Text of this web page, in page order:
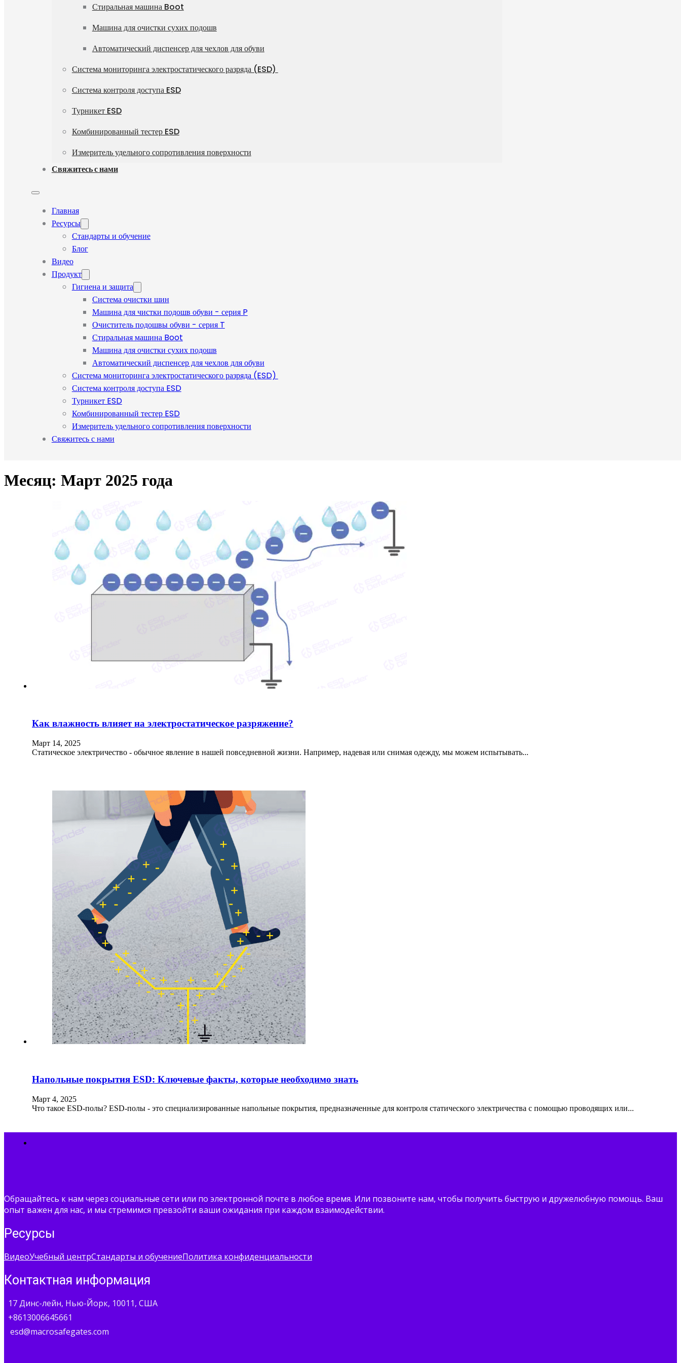
Стиральная машина Boot
Машина для очистки сухих подошв
Автоматический диспенсер для чехлов для обуви
Система мониторинга электростатического разряда (ESD)
Система контроля доступа ESD
Турникет ESD
Комбинированный тестер ESD
Измеритель удельного сопротивления поверхности
Свяжитесь с нами
Главная
Ресурсы
Стандарты и обучение
Блог
Видео
Продукт
Гигиена и защита
Система очистки шин
Машина для чистки подошв обуви - серия P
Очиститель подошвы обуви - серия T
Стиральная машина Boot
Машина для очистки сухих подошв
Автоматический диспенсер для чехлов для обуви
Система мониторинга электростатического разряда (ESD)
Система контроля доступа ESD
Турникет ESD
Комбинированный тестер ESD
Измеритель удельного сопротивления поверхности
Свяжитесь с нами
Месяц: Март 2025 года
Как влажность влияет на электростатическое разряжение?
Март 14, 2025
Статическое электричество - обычное явление в нашей повседневной жизни. Например, надевая или снимая одежду, мы можем испытывать...
Напольные покрытия ESD: Ключевые факты, которые необходимо знать
Март 4, 2025
Что такое ESD-полы? ESD-полы - это специализированные напольные покрытия, предназначенные для контроля статического электричества с помощью проводящих или...
Обращайтесь к нам через социальные сети или по электронной почте в любое время. Или позвоните нам, чтобы получить быструю и дружелюбную помощь. Ваш
опыт важен для нас, и мы стремимся превзойти ваши ожидания при каждом взаимодействии.
Ресурсы
ВидеоУчебный центрСтандарты и обучениеПолитика конфиденциальности
Контактная информация
17 Динс-лейн, Нью-Йорк, 10011, США
+8613006645661
esd@macrosafegates.com